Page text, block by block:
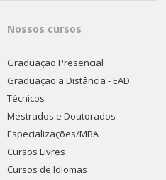
Nossos cursos
Graduação Presencial
Graduação a Distância - EAD
Técnicos
Mestrados e Doutorados
Especializações/MBA
Cursos Livres
Cursos de Idiomas